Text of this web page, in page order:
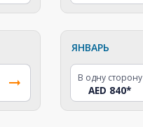
ЯНВАРЬ
В одну сторону
AED 840*